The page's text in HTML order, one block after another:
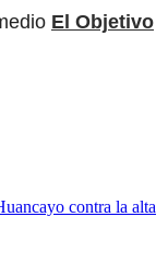
El Objetivo
contra la alta